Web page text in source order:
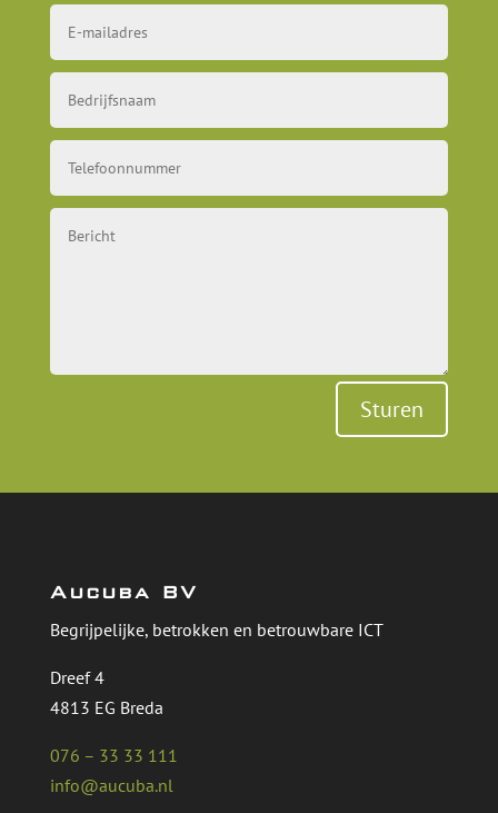
Sturen
Aucuba BV
Begrijpelijke, betrokken en betrouwbare ICT
Dreef 4
4813 EG Breda
076 – 33 33 111
info@aucuba.nl